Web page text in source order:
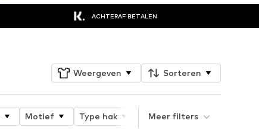
ACHTERAF BETALEN
Weergeven Sorteren
Motief Type hak Type sluiting
Meer filters